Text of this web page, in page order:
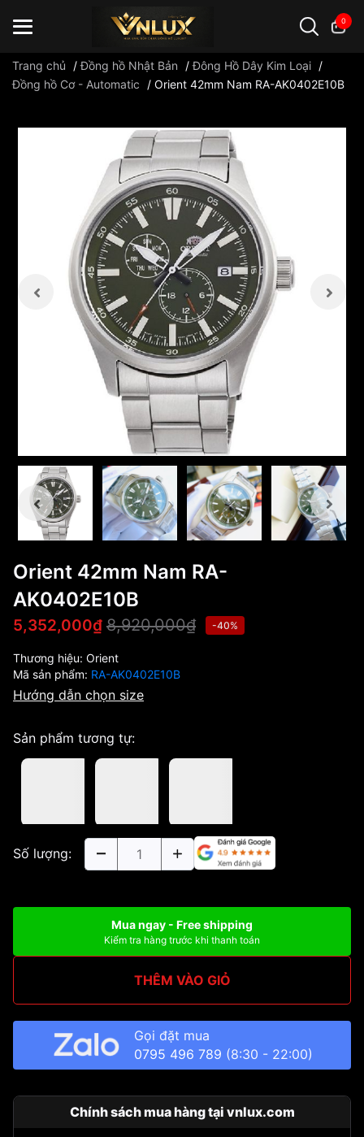
0
Trang chủ /Đồng hồ Nhật Bản /Đông Hồ Dây Kim Loại /
Đồng hồ Cơ - Automatic
/ Orient 42mm Nam RA-AK0402E10B
Orient 42mm Nam RA-
AK0402E10B
5,352,000₫ 8,920,000₫ -40%
Thương hiệu: Orient
Mã sản phẩm: RA-AK0402E10B
Hướng dẫn chọn size
Sản phẩm tương tự:
Số lượng:
Mua ngay - Free shipping
Kiểm tra hàng trước khi thanh toán
THÊM VÀO GIỎ
Gọi đặt mua
0795 496 789 (8:30 - 22:00)
Chính sách mua hàng tại vnlux.com